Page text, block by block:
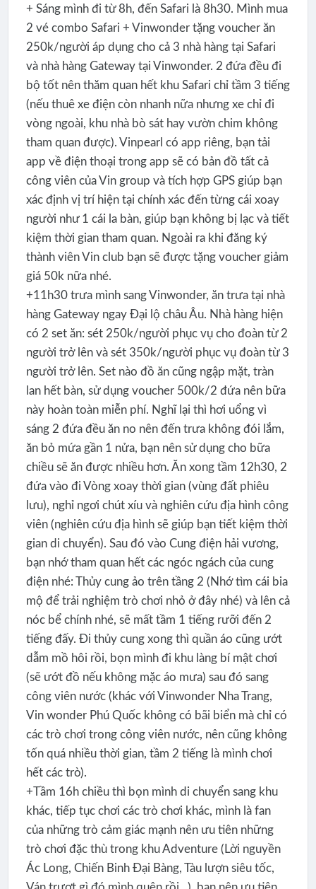
+ Sáng mình đi từ 8h, đến Safari là 8h30. Mình mua
2 vé combo Safari + Vinwonder tặng voucher ăn
250k/người áp dụng cho cả 3 nhà hàng tại Safari
và nhà hàng Gateway tại Vinwonder. 2 đứa đều đi
bộ tốt nên thăm quan hết khu Safari chỉ tầm 3 tiếng
(nếu thuê xe điện còn nhanh nữa nhưng xe chỉ đi
vòng ngoài, khu nhà bò sát hay vườn chim không
tham quan được). Vinpearl có app riêng, bạn tải
app về điện thoại trong app sẽ có bản đồ tất cả
công viên của Vin group và tích hợp GPS giúp bạn
xác định vị trí hiện tại chính xác đến từng cái xoay
người như 1 cái la bàn, giúp bạn không bị lạc và tiết
kiệm thời gian tham quan. Ngoài ra khi đăng ký
thành viên Vin club bạn sẽ được tặng voucher giảm
giá 50k nữa nhé.
+11h30 trưa mình sang Vinwonder, ăn trưa tại nhà
hàng Gateway ngay Đại lộ châu Âu. Nhà hàng hiện
có 2 set ăn: sét 250k/người phục vụ cho đoàn từ 2
người trở lên và sét 350k/người phục vụ đoàn từ 3
người trở lên. Set nào đồ ăn cũng ngập mặt, tràn
lan hết bàn, sử dụng voucher 500k/2 đứa nên bữa
này hoàn toàn miễn phí. Nghĩ lại thì hơi uổng vì
sáng 2 đứa đều ăn no nên đến trưa không đói lắm,
ăn bỏ mứa gần 1 nửa, bạn nên sử dụng cho bữa
chiều sẽ ăn được nhiều hơn. Ăn xong tầm 12h30, 2
đứa vào đi Vòng xoay thời gian (vùng đất phiêu
lưu), nghỉ ngơi chút xíu và nghiên cứu địa hình công
viên (nghiên cứu địa hình sẽ giúp bạn tiết kiệm thời
gian di chuyển). Sau đó vào Cung điện hải vương,
bạn nhớ tham quan hết các ngóc ngách của cung
điện nhé: Thủy cung ảo trên tầng 2 (Nhớ tìm cái bia
mộ để trải nghiệm trò chơi nhỏ ở đây nhé) và lên cả
nóc bể chính nhé, sẽ mất tầm 1 tiếng rưỡi đến 2
tiếng đấy. Đi thủy cung xong thì quần áo cũng ướt
dẫm mồ hôi rồi, bọn mình đi khu làng bí mật chơi
(sẽ ướt đồ nếu không mặc áo mưa) sau đó sang
công viên nước (khác với Vinwonder Nha Trang,
Vin wonder Phú Quốc không có bãi biển mà chỉ có
các trò chơi trong công viên nước, nên cũng không
tốn quá nhiều thời gian, tầm 2 tiếng là mình chơi
hết các trò).
+Tầm 16h chiều thì bọn mình di chuyển sang khu
khác, tiếp tục chơi các trò chơi khác, mình là fan
của những trò cảm giác mạnh nên ưu tiên những
trò chơi đặc thù trong khu Adventure (Lời nguyền
Ác Long, Chiến Binh Đại Bàng, Tàu lượn siêu tốc,